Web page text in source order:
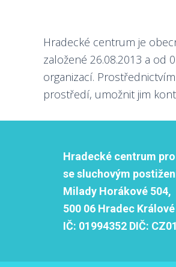
Hradecké centrum je
založené 26.08.2013 a od
organizací.
prostředí, umožnit jim
Hradecké centrum
se sluchovým
Milady Horákové 504,
500 06 Hradec Králové
IČ: 01994352 DIČ: